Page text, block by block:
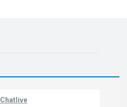
Chatlive